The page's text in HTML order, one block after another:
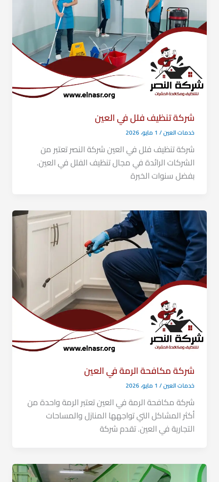
شركة تنظيف فلل في العين
خدمات العين/ 1 مايو، 2026
شركة تنظيف فلل في العين شركة النصر تعتبر من
الشركات الرائدة في مجال تنظيف الفلل في العين.
بفضل سنوات الخبرة
شركة مكافحة الرمة في العين
خدمات العين/ 1 مايو، 2026
شركة مكافحة الرمة في العين تعتبر الرمة واحدة من
أكثر المشاكل التي تواجهها المنازل والمساحات
التجارية في العين. تقدم شركة